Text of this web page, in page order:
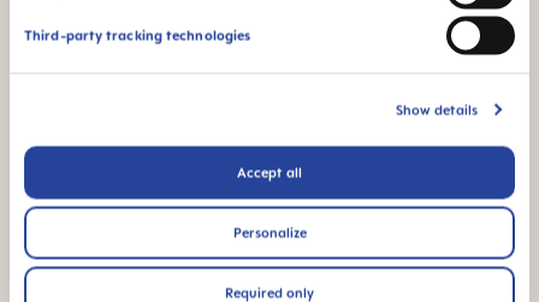
Third-party tracking technologies
Show details
Accept all
Personalize
Required only
¿OTRAS PREGUNTAS?
Escríbenos y te responderemos lo antes
posible